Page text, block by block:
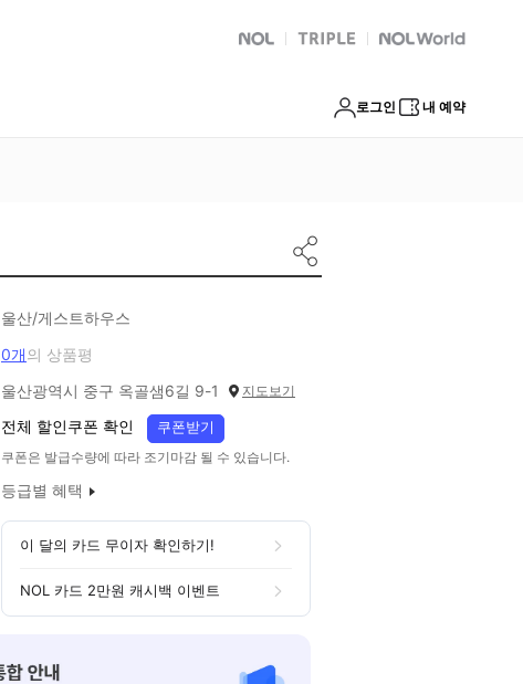
NOL 트리플 Global Interpark
로그인 내 예약
울산/게스트하우스
0개의 상품평
울산광역시 중구 옥골샘6길 9-1 지도보기
전체 할인쿠폰 확인 쿠폰받기
쿠폰은 발급수량에 따라 조기마감 될 수 있습니다.
등급별 혜택
이 달의 카드 무이자 확인하기!
NOL 카드 2만원 캐시백 이벤트